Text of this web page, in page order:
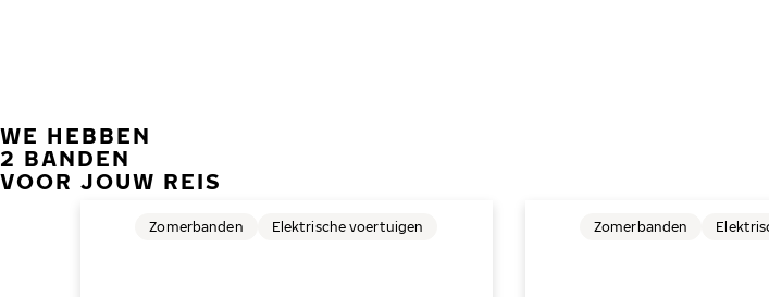
WE HEBBEN
2 BANDEN
VOOR JOUW REIS
Zomerbanden Elektrische voertuigen Zomerbanden